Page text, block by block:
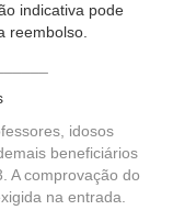
indicativa pode
reembolso.
idosos
beneficiários
A comprovação do
na entrada.